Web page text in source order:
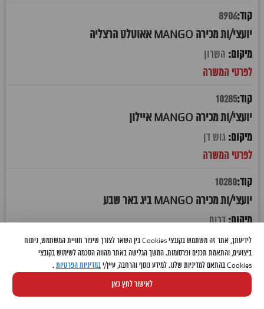
8906
יועצי/ות מכירה MANGO אאוטלט הרצליה
השרון
10285
יועצי/ות מכירה MANGO איילון
גוש דן
10280
יועצי/ות מכירה MANGO ביג באר שבע
דרום
10279
לידיעתך, אתר זה משתמש בקובצי Cookies בין השאר לצורך שיפור חוויית המשתמש, ניתוח
ביצועים, והתאמת תכנים ופרסומות. המשך הגלישה באתר מהווה הסכמה לשימוש בקובצי
Cookies בהתאם למדיניות שלנו. למידע נוסף והרחבה, עיין/י
במדיניות הפרטיות .
לאישור לחץ כאן